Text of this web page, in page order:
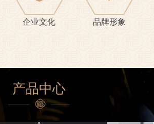
企业文化 品牌形象
产品中心